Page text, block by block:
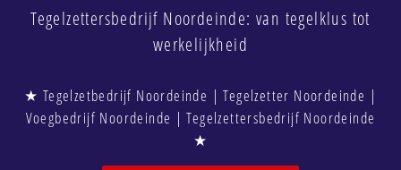
Tegelzettersbedrijf Noordeinde: van tegelklus tot
werkelijkheid
★ Tegelzetbedrijf Noordeinde | Tegelzetter Noordeinde |
Voegbedrijf Noordeinde | Tegelzettersbedrijf Noordeinde
★